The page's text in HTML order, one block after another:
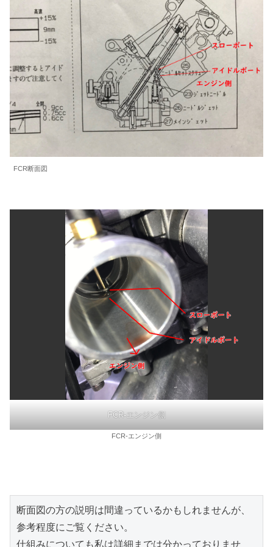
FCR断面図
FCR-エンジン側
FCR-エンジン側
断面図の方の説明は間違っているかもしれませんが、
参考程度にご覧ください。
仕組みについても私は詳細までは分かっておりませ